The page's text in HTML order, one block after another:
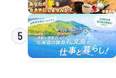
5